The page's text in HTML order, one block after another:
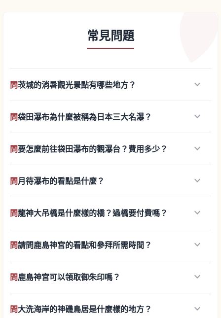
常見問題
問茨城的消暑觀光景點有哪些地方？ keyboard_arrow_down
問袋田瀑布為什麼被稱為日本三大名瀑？ keyboard_arrow_down
問要怎麼前往袋田瀑布的觀瀑台？費用多少？ keyboard_arrow_down
問月待瀑布的看點是什麼？ keyboard_arrow_down
問龍神大吊橋是什麼樣的橋？過橋要付費嗎？ keyboard_arrow_down
問請問鹿島神宮的看點和參拜所需時間？ keyboard_arrow_down
問鹿島神宮可以領取御朱印嗎？ keyboard_arrow_down
問大洗海岸的神磯鳥居是什麼樣的地方？ keyboard_arrow_down